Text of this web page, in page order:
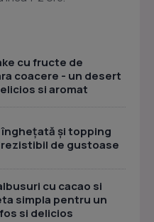
cu fructe de
coacere - un desert
si aromat
și topping
de gustoase
cu cacao si
simpla pentru un
si delicios